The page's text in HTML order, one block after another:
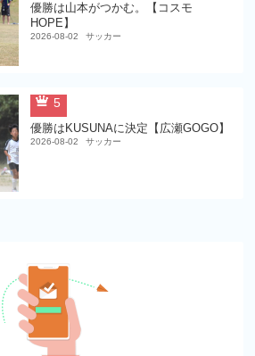
優勝は山本がつかむ。【コスモ
HOPE】
2026-08-02 サッカー
5
優勝はKUSUNAに決定【広瀬GOGO】
2026-08-02 サッカー